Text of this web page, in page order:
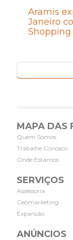
Aramis
Janeiro
Shopping
MAPA DAS
Quem Somos
Trabalhe Conosco
Onde Estamos
SERVIÇOS
Assessoria
Geomarketing
Expansão
ANÚNCIOS